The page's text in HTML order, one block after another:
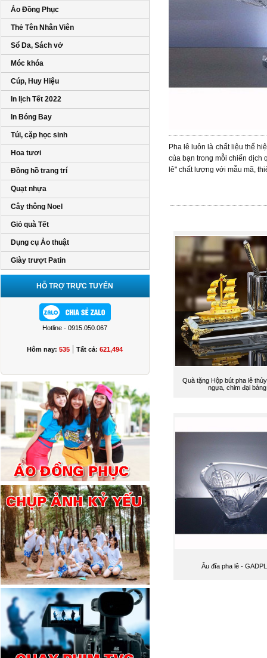
Áo Đồng Phục
Thẻ Tên Nhân Viên
Sổ Da, Sách vở
Móc khóa
Cúp, Huy Hiệu
In lịch Tết 2022
In Bóng Bay
Túi, cặp học sinh
Hoa tươi
Đồng hồ trang trí
Quạt nhựa
Cây thông Noel
Giỏ quà Tết
Dụng cụ Ảo thuật
Giày trượt Patin
HỖ TRỢ TRỰC TUYẾN
Hotline - 0915.050.067
Hôm nay: 535 | Tất cả: 621,494
Pha lê luôn là chất liệu thể
của bạn trong mỗi chiến dịch
lê" chất lượng với mẫu mã,
Quà tặng Hộp bút pha lê
ngựa, chim đại bàng
Âu đĩa pha lê -